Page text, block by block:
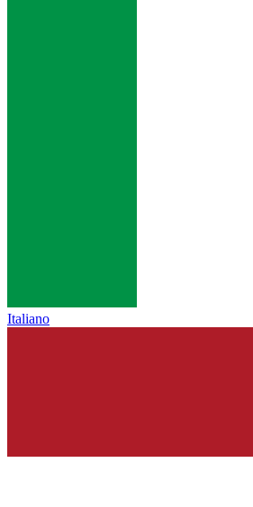
Italiano